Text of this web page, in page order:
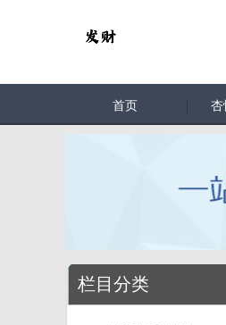
首页 杏
栏目分类